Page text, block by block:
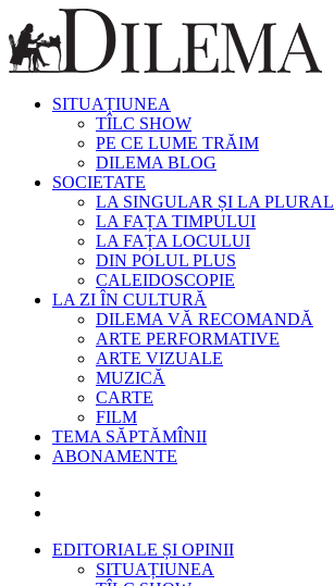
SITUAȚIUNEA
TÎLC SHOW
PE CE LUME TRĂIM
DILEMA BLOG
SOCIETATE
LA SINGULAR ȘI LA PLURAL
LA FAȚA TIMPULUI
LA FAȚA LOCULUI
DIN POLUL PLUS
CALEIDOSCOPIE
LA ZI ÎN CULTURĂ
DILEMA VĂ RECOMANDĂ
ARTE PERFORMATIVE
ARTE VIZUALE
MUZICĂ
CARTE
FILM
TEMA SĂPTĂMÎNII
ABONAMENTE
EDITORIALE ȘI OPINII
SITUAȚIUNEA